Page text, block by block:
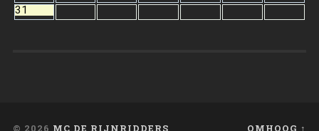
31
© 2026 MC DE RIJNRIDDERS OMHOOG ↑